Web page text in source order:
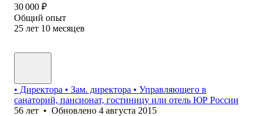
30 000 ₽
Общий опыт
25 лет 10 месяцев
• Директора • Зам. директора • Управляющего в
санаторий, пансионат, гостиницу или отель ЮР России
56 лет • Обновлено 4 августа 2015